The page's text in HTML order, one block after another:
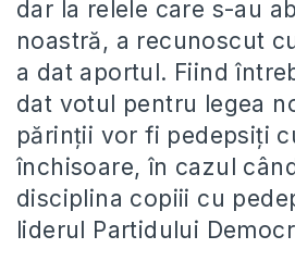
dar la relele care s-au
noastră, a recunoscut
a dat aportul. Fiind
dat votul pentru legea
părinţii vor fi pedepsiţi
închisoare, în cazul
disciplina copiii cu
liderul Partidului